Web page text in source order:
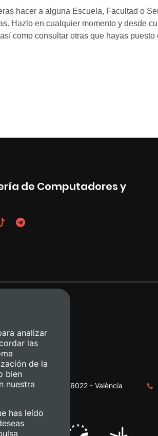
de Computadores y
de Vera, s/n. 46022 - València
analizar
las
de la
bien
nuestra
has leído